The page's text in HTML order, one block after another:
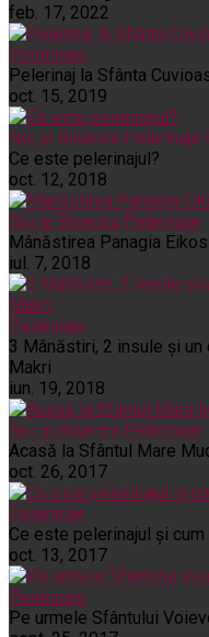
feb. 17, 2022
Pelerinaje
Pelerinaj la Sfânta
oct. 15, 2019
Noi și Biserica Pelerinaje
Ce este pelerinajul?
oct. 12, 2018
Noi și Biserica Pelerinaje
Mânăstirea Panagia
iul. 7, 2018
Pelerinaje
3 Mânăstiri, 2 insule și un
Makri
iun. 19, 2018
Noi și Biserica Pelerinaje
Acasă la Sfântul Mare
oct. 26, 2017
Pelerinaje
Ce este pelerinajul şi
oct. 13, 2017
Pelerinaje
Pe urmele Sfântului